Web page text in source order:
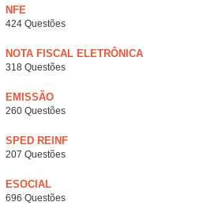
NFE
424 Questões
NOTA FISCAL ELETRÔNICA
318 Questões
EMISSÃO
260 Questões
SPED REINF
207 Questões
ESOCIAL
696 Questões